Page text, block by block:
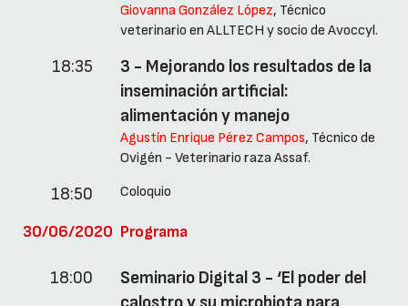
Giovanna González López, Técnico
veterinario en ALLTECH y socio de Avoccyl.
18:35
3 - Mejorando los resultados de la
inseminación artificial:
alimentación y manejo
Agustín Enrique Pérez Campos, Técnico de
Ovigén - Veterinario raza Assaf.
18:50 Coloquio
30/06/2020 Programa
18:00
Seminario Digital 3 - ‘El poder del